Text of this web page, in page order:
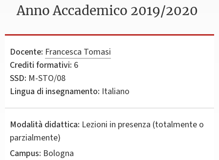
Anno Accademico 2019/2020
Docente: Francesca Tomasi
Crediti formativi: 6
SSD: M-STO/08
Lingua di insegnamento: Italiano
Modalità didattica: Lezioni in presenza (totalmente o
parzialmente)
Campus: Bologna